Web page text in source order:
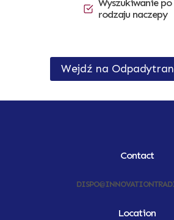
Wyszukiwanie
rodzaju naczepy
Wejdź na
Contact
Location